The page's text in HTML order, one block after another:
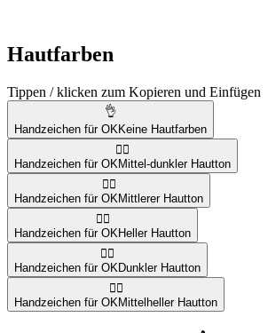
Hautfarben
Tippen / klicken zum Kopieren und Einfügen
👌
Handzeichen für OKKeine Hautfarben
👌🏾
Handzeichen für OKMittel-dunkler Hautton
👌🏽
Handzeichen für OKMittlerer Hautton
👌🏻
Handzeichen für OKHeller Hautton
👌🏿
Handzeichen für OKDunkler Hautton
👌🏼
Handzeichen für OKMittelheller Hautton